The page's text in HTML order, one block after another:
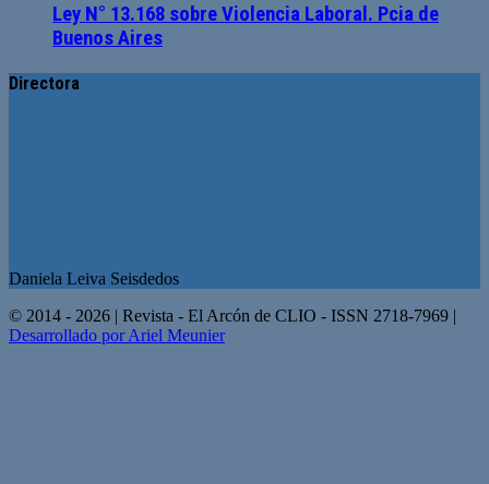
Ley N° 13.168 sobre Violencia Laboral. Pcia de
Buenos Aires
Directora
Daniela Leiva Seisdedos
© 2014 - 2026 | Revista - El Arcón de CLIO - ISSN 2718-7969 |
Desarrollado por Ariel Meunier